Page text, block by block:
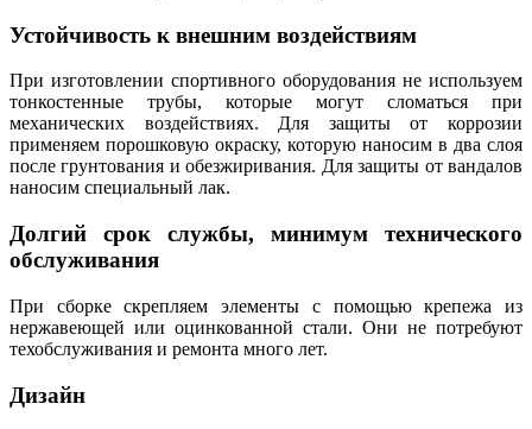
Устойчивость к внешним воздействиям
При изготовлении спортивного оборудования не используем
тонкостенные трубы, которые могут сломаться при
механических воздействиях. Для защиты от коррозии
применяем порошковую окраску, которую наносим в два слоя
после грунтования и обезжиривания. Для защиты от вандалов
наносим специальный лак.
Долгий срок службы, минимум технического
обслуживания
При сборке скрепляем элементы с помощью крепежа из
нержавеющей или оцинкованной стали. Они не потребуют
техобслуживания и ремонта много лет.
Дизайн